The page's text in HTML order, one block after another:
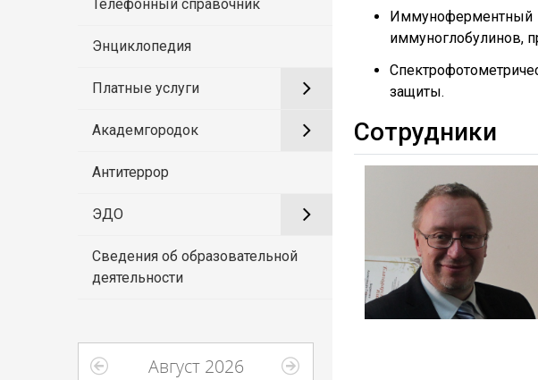
Телефонный справочник
Энциклопедия
Платные услуги
Академгородок
Антитеррор
ЭДО
Сведения об образовательной
деятельности
Август 2026
иммуноглобулинов,
защиты.
Сотрудники